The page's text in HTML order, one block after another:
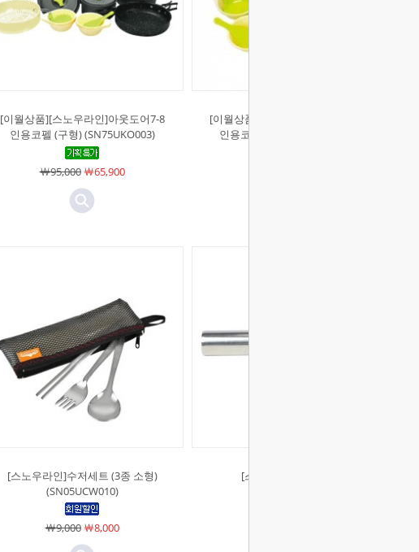
[이월상품][스노우라인]아웃도어7-8
인용코펠 (구형) (SN75UKO003)
￦95,000￦65,900
[이월상품][스노우라인]아웃도어2-3
인용코펠 (구형) (SN75UKO001)
[스노우라인]수저세트 (3종 소형)
(SN05UCW010)
￦9,000￦8,000
[스노우라인]멀티토치